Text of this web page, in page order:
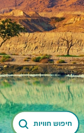
חיפוש חוויות